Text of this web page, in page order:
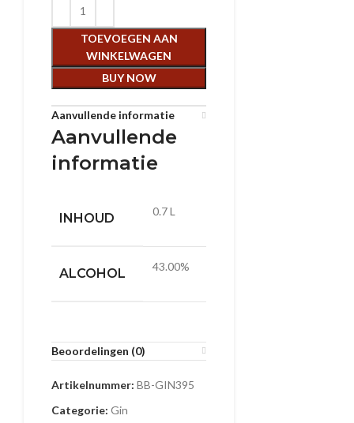
TOEVOEGEN AAN
WINKELWAGEN
BUY NOW
Aanvullende informatie
Aanvullende
informatie
INHOUD 0.7 L
ALCOHOL 43.00%
Beoordelingen (0)
Artikelnummer: BB-GIN395
Categorie: Gin